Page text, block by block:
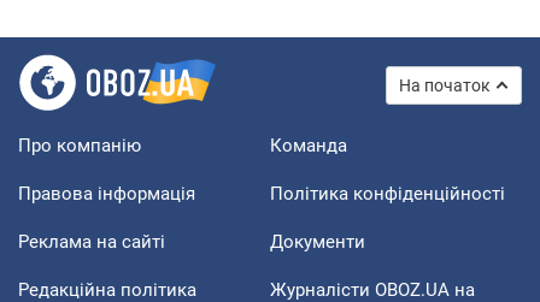
На початок
Про компанію Команда
Правова інформація Політика конфіденційності
Реклама на сайті Документи
Редакційна політика
Журналісти OBOZ.UA на